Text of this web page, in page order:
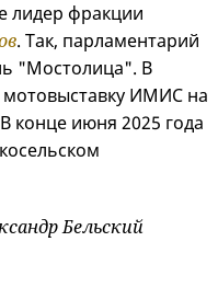
лидер фракции
. Так, парламентарий
"Мостолица". В
мотовыставку ИМИС на
конце июня 2025 года
Бельский